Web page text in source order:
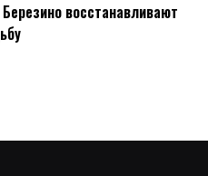
восстанавливают